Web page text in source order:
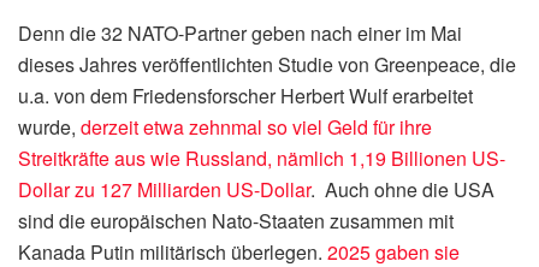
Denn die 32 NATO-Partner geben nach einer im Mai
dieses Jahres veröffentlichten Studie von Greenpeace, die
u.a. von dem Friedensforscher Herbert Wulf erarbeitet
wurde, derzeit etwa zehnmal so viel Geld für ihre
Streitkräfte aus wie Russland, nämlich 1,19 Billionen US-
Dollar zu 127 Milliarden US-Dollar. Auch ohne die USA
sind die europäischen Nato-Staaten zusammen mit
Kanada Putin militärisch überlegen. 2025 gaben sie